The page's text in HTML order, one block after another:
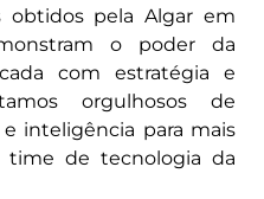
obtidos pela Algar em
o poder da
com estratégia e
orgulhosos de
inteligência para mais
de tecnologia da